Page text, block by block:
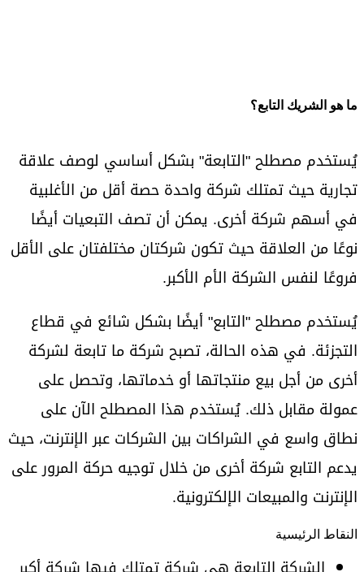
ما هو الشريك التابع؟
يُستخدم مصطلح "التابعة" بشكل أساسي لوصف علاقة
تجارية حيث تمتلك شركة واحدة حصة أقل من الأغلبية
في أسهم شركة أخرى. يمكن أن تصف التبعيات أيضًا
نوعًا من العلاقة حيث تكون شركتان مختلفتان على الأقل
فروعًا لنفس الشركة الأم الأكبر.
يُستخدم مصطلح "التابع" أيضًا بشكل شائع في قطاع
التجزئة. في هذه الحالة، تصبح شركة ما تابعة لشركة
أخرى من أجل بيع منتجاتها أو خدماتها، وتحصل على
عمولة مقابل ذلك. يُستخدم هذا المصطلح الآن على
نطاق واسع في الشراكات بين الشركات عبر الإنترنت، حيث
يدعم التابع شركة أخرى من خلال توجيه حركة المرور على
الإنترنت والمبيعات الإلكترونية.
النقاط الرئيسية